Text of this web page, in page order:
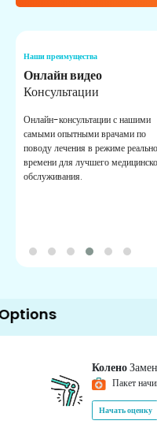
Наши преимущества
Онлайн видео
Консультации
Онлайн-консультации с нашими
самыми опытными врачами по
поводу лечения в режиме
времени для лучшего
обслуживания.
Колено
Пакет
Начать оценку